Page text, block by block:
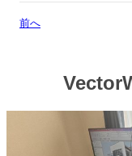
前へ